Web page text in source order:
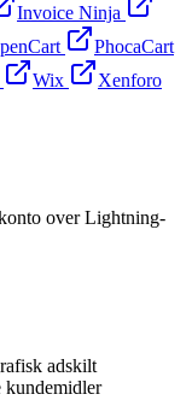
Invoice Ninja
PhocaCart
Wix
Xenforo
over Lightning-
adskilt
kundemidler